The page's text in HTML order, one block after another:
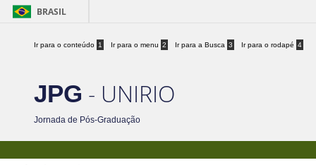
BRASIL
Ir para o conteúdo 1 Ir para o menu 2 Ir para a Busca 3 Ir para o rodapé 4
JPG - UNIRIO
Jornada de Pós-Graduação